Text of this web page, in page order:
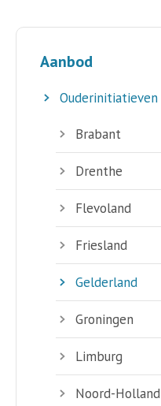
Aanbod
Ouderinitiatieven
Brabant
Drenthe
Flevoland
Friesland
Gelderland
Groningen
Limburg
Noord-Holland